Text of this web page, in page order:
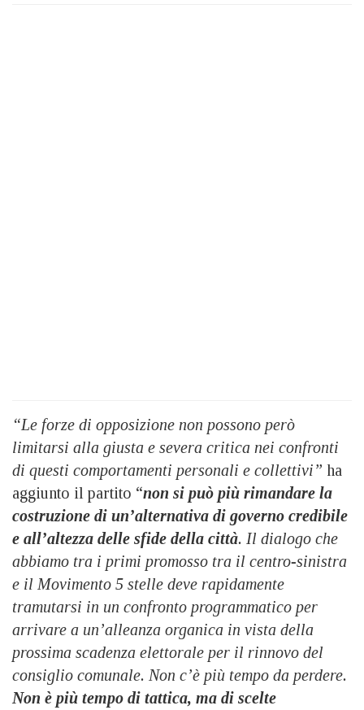
“Le forze di opposizione non possono però
limitarsi alla giusta e severa critica nei confronti
di questi comportamenti personali e collettivi” ha
aggiunto il partito “non si può più rimandare la
costruzione di un’alternativa di governo credibile
e all’altezza delle sfide della città. Il dialogo che
abbiamo tra i primi promosso tra il centro-sinistra
e il Movimento 5 stelle deve rapidamente
tramutarsi in un confronto programmatico per
arrivare a un’alleanza organica in vista della
prossima scadenza elettorale per il rinnovo del
consiglio comunale. Non c’è più tempo da perdere.
Non è più tempo di tattica, ma di scelte